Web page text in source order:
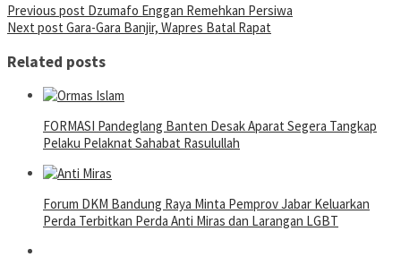
Post
navigation
Previous post Dzumafo Enggan Remehkan Persiwa
Next post Gara-Gara Banjir, Wapres Batal Rapat
Related posts
FORMASI Pandeglang Banten Desak Aparat Segera Tangkap
Pelaku Pelaknat Sahabat Rasulullah
Forum DKM Bandung Raya Minta Pemprov Jabar Keluarkan
Perda Terbitkan Perda Anti Miras dan Larangan LGBT